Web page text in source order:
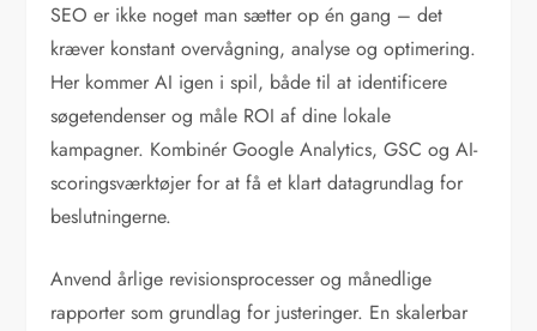
SEO er ikke noget man sætter op én gang – det
kræver konstant overvågning, analyse og optimering.
Her kommer AI igen i spil, både til at identificere
søgetendenser og måle ROI af dine lokale
kampagner. Kombinér Google Analytics, GSC og AI-
scoringsværktøjer for at få et klart datagrundlag for
beslutningerne.
Anvend årlige revisionsprocesser og månedlige
rapporter som grundlag for justeringer. En skalerbar